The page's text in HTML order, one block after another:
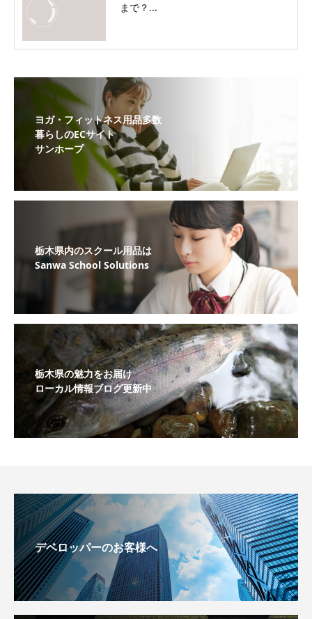
まで？...
ヨガ・フィットネス用品多数
暮らしのECサイト
サンホープ
栃木県内のスクール用品は
Sanwa School Solutions
栃木県の魅力をお届け
ローカル情報ブログ更新中
デベロッパーのお客様へ